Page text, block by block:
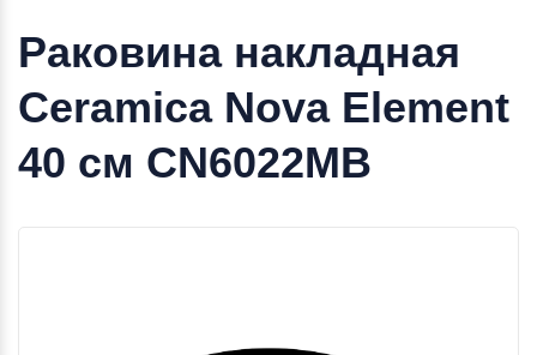
Раковина накладная
Ceramica Nova Element
40 см CN6022MB